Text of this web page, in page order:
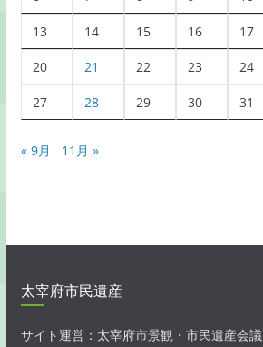
13 14 15 16 17
20 21 22 23 24
27 28 29 30 31
« 9月 11月 »
太宰府市民遺産
サイト運営：太宰府市景観・市民遺産会議